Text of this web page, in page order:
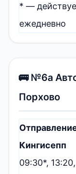
* —
ежедневно
🚌 №6а
Порхово
Кингисепп
09:30*,